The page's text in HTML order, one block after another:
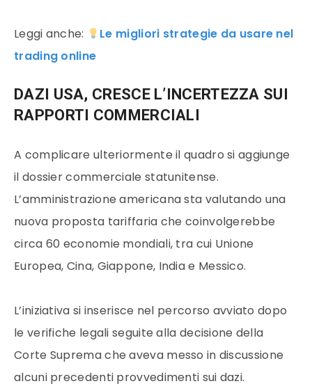
Leggi anche:
Le migliori strategie da usare nel
trading online
DAZI USA, CRESCE L’INCERTEZZA SUI
RAPPORTI COMMERCIALI
A complicare ulteriormente il quadro si aggiunge
il dossier commerciale statunitense.
L’amministrazione americana sta valutando una
nuova proposta tariffaria che coinvolgerebbe
circa 60 economie mondiali, tra cui Unione
Europea, Cina, Giappone, India e Messico.
L’iniziativa si inserisce nel percorso avviato dopo
le verifiche legali seguite alla decisione della
Corte Suprema che aveva messo in discussione
alcuni precedenti provvedimenti sui dazi.